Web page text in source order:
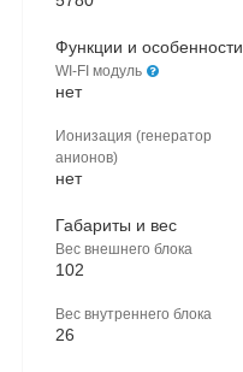
Функции и особенности
WI-FI модуль
нет
Ионизация (генератор
анионов)
нет
Габариты и вес
Вес внешнего блока
102
Вес внутреннего блока
26